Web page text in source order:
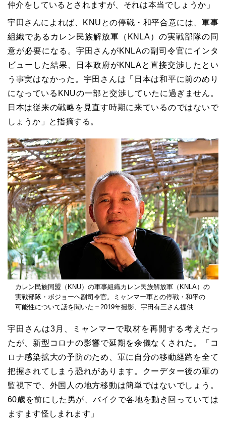
仲介をしているとされますが、それは本当でしょうか」
宇田さんによれば、KNUとの停戦・和平合意には、軍事
組織であるカレン民族解放軍（KNLA）の実戦部隊の同
意が必要になる。宇田さんがKNLAの副司令官にインタ
ビューした結果、日本政府がKNLAと直接交渉したとい
う事実はなかった。宇田さんは「日本は和平に前のめり
になっているKNUの一部と交渉していたに過ぎません。
日本は従来の戦略を見直す時期に来ているのではないで
しょうか」と指摘する。
カレン民族同盟（KNU）の軍事組織カレン民族解放軍（KNLA）の
実戦部隊・ボジョーヘ副司令官。ミャンマー軍との停戦・和平の
可能性について話を聞いた＝2019年撮影、宇田有三さん提供
宇田さんは3月、ミャンマーで取材を再開する考えだっ
たが、新型コロナの影響で延期を余儀なくされた。「コ
ロナ感染拡大の予防のため、軍に自分の移動経路を全て
把握されてしまう恐れがあります。クーデター後の軍の
監視下で、外国人の地方移動は簡単ではないでしょう。
60歳を前にした男が、バイクで各地を動き回っていては
ますます怪しまれます」